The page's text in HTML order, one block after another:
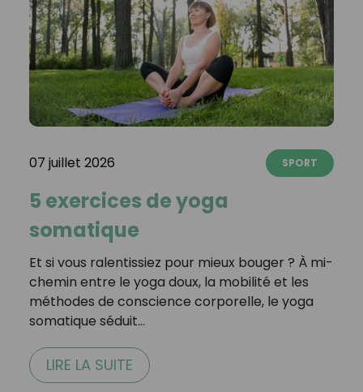
07 juillet 2026 SPORT
5 exercices de yoga
somatique
Et si vous ralentissiez pour mieux bouger ? À mi-
chemin entre le yoga doux, la mobilité et les
méthodes de conscience corporelle, le yoga
somatique séduit…
LIRE LA SUITE